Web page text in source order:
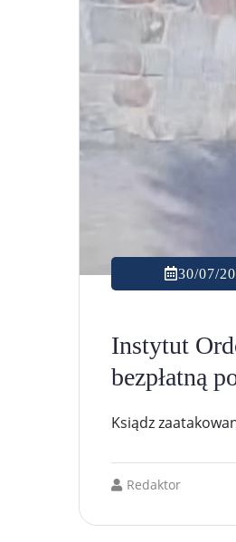
30/07/
Instytut
bezpłatną
Ksiądz
Redaktor